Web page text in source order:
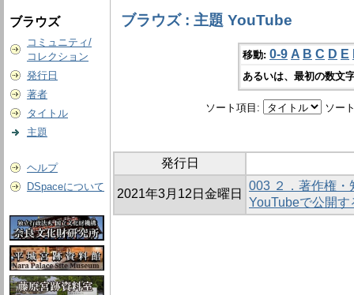
ブラウズ
コミュニティ/
コレクション
発行日
著者
タイトル
主題
ヘルプ
DSpaceについて
ブラウズ : 主題 YouTube
移動: 0-9 A B C D E
あるいは、最初の数文
ソート項目: ソー
発行日
2021年3月12日金曜日
003 ２．著作権・
YouTubeで公開